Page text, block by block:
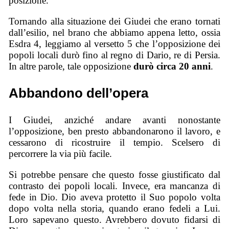
Tornando alla situazione dei Giudei che erano tornati
dall’esilio, nel brano che abbiamo appena letto, ossia
Esdra 4, leggiamo al versetto 5 che l’opposizione dei
popoli locali durò fino al regno di Dario, re di Persia.
In altre parole, tale opposizionedurò circa 20 anni.
Abbandono dell’opera
I Giudei, anziché andare avanti nonostante
l’opposizione, ben presto abbandonarono il lavoro, e
cessarono di ricostruire il tempio. Scelsero di
percorrere la via più facile.
Si potrebbe pensare che questo fosse giustificato dal
contrasto dei popoli locali. Invece, era mancanza di
fede in Dio. Dio aveva protetto il Suo popolo volta
dopo volta nella storia, quando erano fedeli a Lui.
Loro sapevano questo. Avrebbero dovuto fidarsi di